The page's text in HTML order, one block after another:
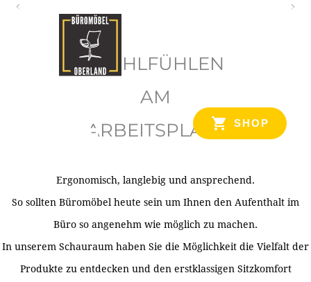
SHOP
WOHLFÜHLEN
AM
ARBEITSPLATZ
Ergonomisch, langlebig und ansprechend.
So sollten Büromöbel heute sein um Ihnen den Aufenthalt im
Büro so angenehm wie möglich zu machen.
In unserem Schauraum haben Sie die Möglichkeit die Vielfalt der
Produkte zu entdecken und den erstklassigen Sitzkomfort